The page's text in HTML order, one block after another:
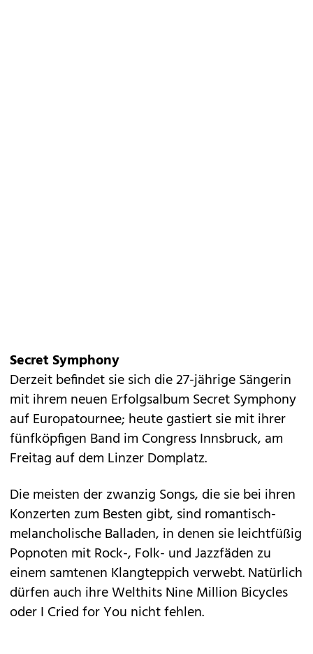
Secret Symphony
Derzeit befindet sie sich die 27-jährige Sängerin
mit ihrem neuen Erfolgsalbum Secret Symphony
auf Europatournee; heute gastiert sie mit ihrer
fünfköpfigen Band im Congress Innsbruck, am
Freitag auf dem Linzer Domplatz.
Die meisten der zwanzig Songs, die sie bei ihren
Konzerten zum Besten gibt, sind romantisch-
melancholische Balladen, in denen sie leichtfüßig
Popnoten mit Rock-, Folk- und Jazzfäden zu
einem samtenen Klangteppich verwebt. Natürlich
dürfen auch ihre Welthits Nine Million Bicycles
oder I Cried for You nicht fehlen.